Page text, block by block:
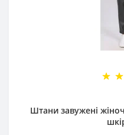
Штани завужені